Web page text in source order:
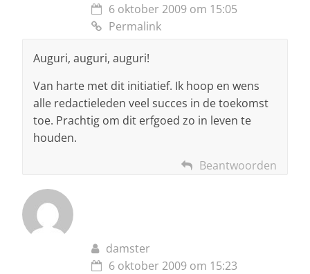
6 oktober 2009 om 15:05
Permalink
Auguri, auguri, auguri!
Van harte met dit initiatief. Ik hoop en wens
alle redactieleden veel succes in de toekomst
toe. Prachtig om dit erfgoed zo in leven te
houden.
Beantwoorden
damster
6 oktober 2009 om 15:23